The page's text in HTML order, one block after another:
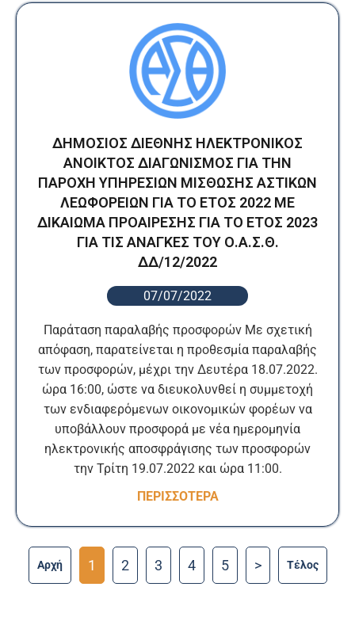
ΔΗΜΟΣΙΟΣ ΔΙΕΘΝΗΣ ΗΛΕΚΤΡΟΝΙΚΟΣ
ΑΝΟΙΚΤΟΣ ΔΙΑΓΩΝΙΣΜΟΣ ΓΙΑ ΤΗΝ
ΠΑΡΟΧΗ ΥΠΗΡΕΣΙΩΝ ΜΙΣΘΩΣΗΣ ΑΣΤΙΚΩΝ
ΛΕΩΦΟΡΕΙΩΝ ΓΙΑ ΤΟ ΕΤΟΣ 2022 ΜΕ
ΔΙΚΑΙΩΜΑ ΠΡΟΑΙΡΕΣΗΣ ΓΙΑ ΤΟ ΕΤΟΣ 2023
ΓΙΑ ΤΙΣ ΑΝΑΓΚΕΣ ΤΟΥ Ο.Α.Σ.Θ.
ΔΔ/12/2022
07/07/2022
Παράταση παραλαβής προσφορών Με σχετική
απόφαση, παρατείνεται η προθεσμία παραλαβής
των προσφορών, μέχρι την Δευτέρα 18.07.2022.
ώρα 16:00, ώστε να διευκολυνθεί η συμμετοχή
των ενδιαφερόμενων οικονομικών φορέων να
υποβάλλουν προσφορά με νέα ημερομηνία
ηλεκτρονικής αποσφράγισης των προσφορών
την Τρίτη 19.07.2022 και ώρα 11:00.
ΠΕΡΙΣΣΟΤΕΡΑ
Αρχή 1 2 3 4 5 > Tέλος